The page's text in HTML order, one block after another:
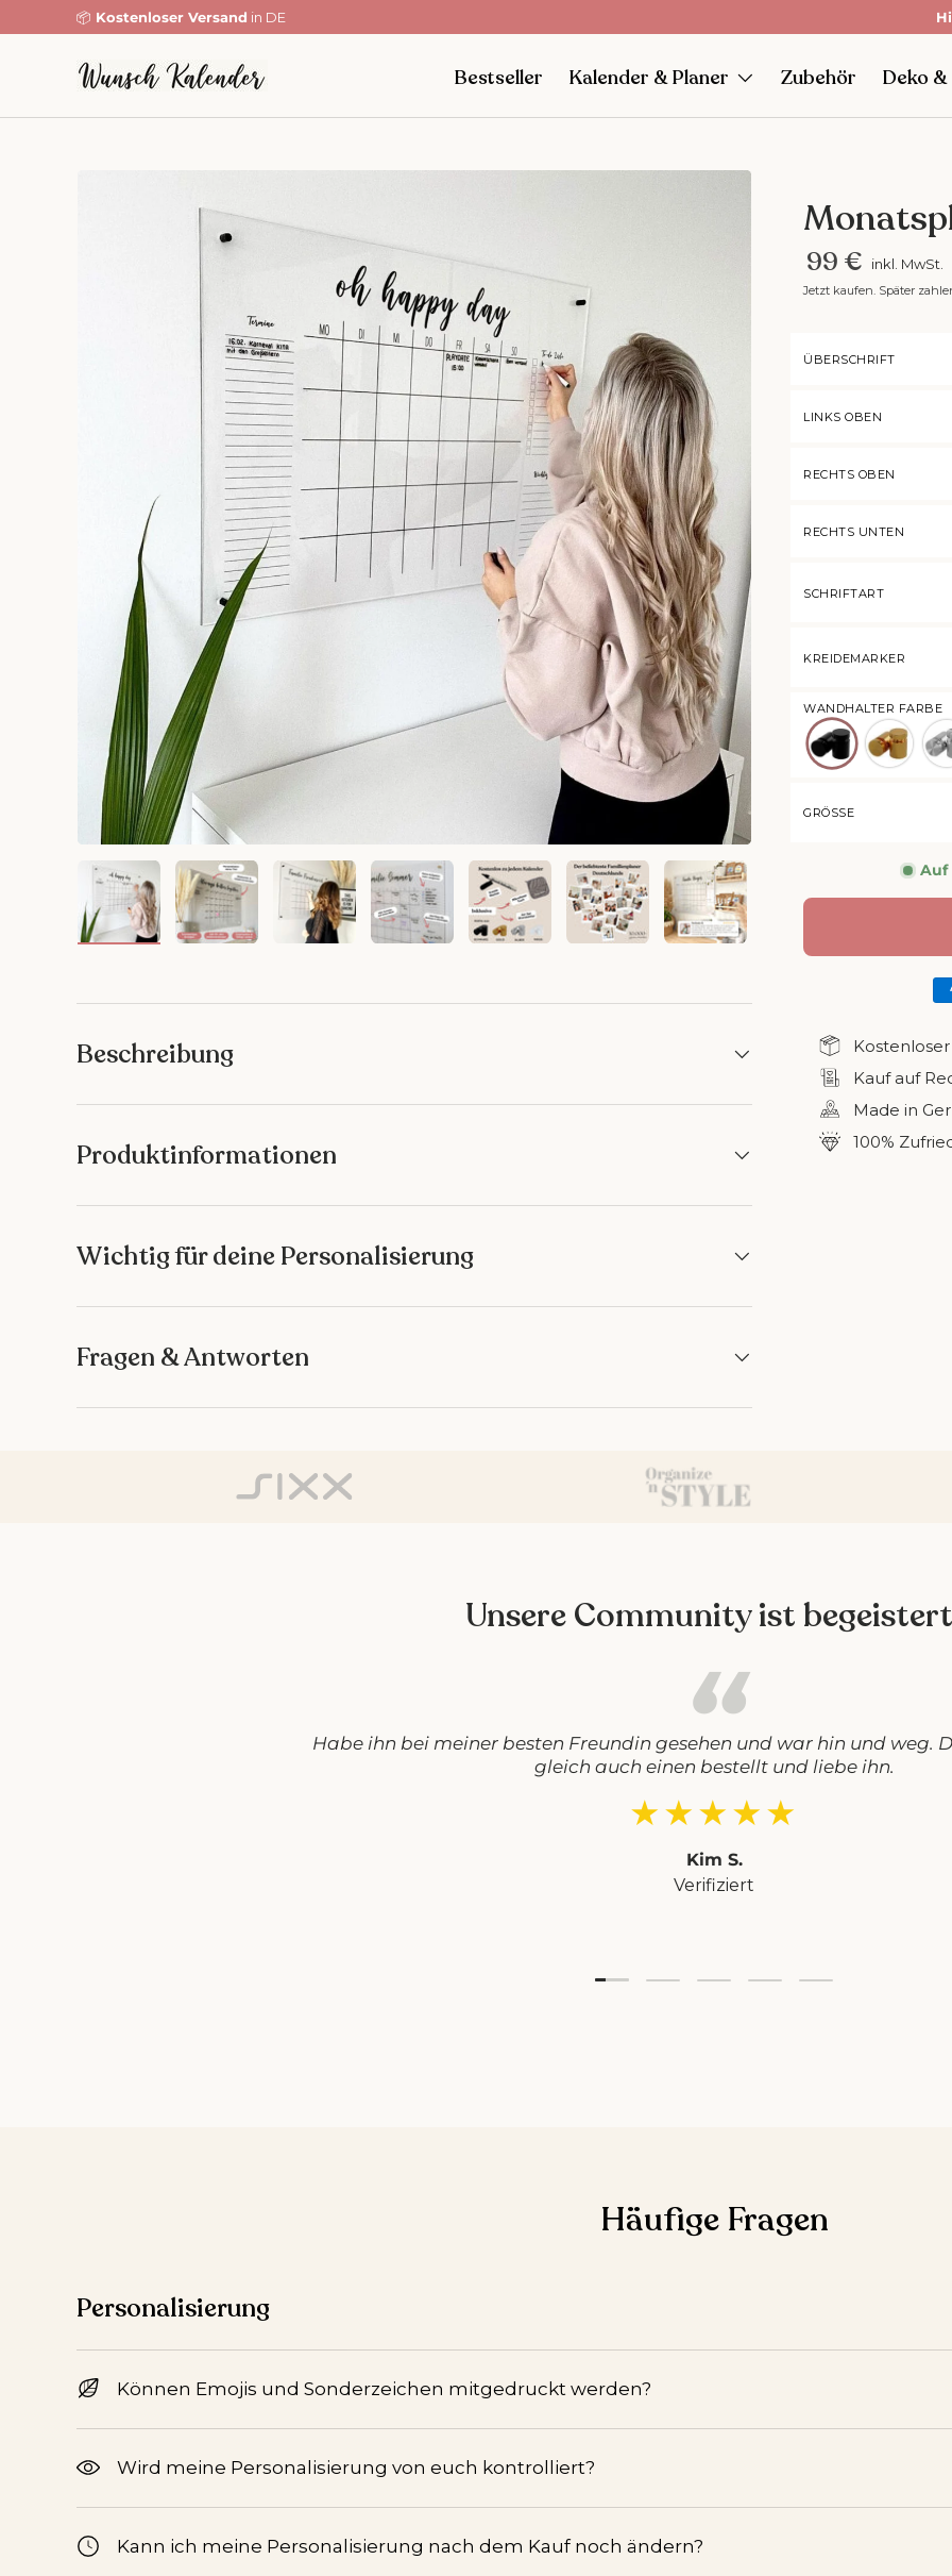
📦 Kostenloser Versand in DE
Bestseller Kalender & Planer Zubehör Deko &
Bild 6 in Galerieansicht laden
Bild 7 in Galerieansicht laden
Bild 8 in Bild 9
99 € inkl. MwSt.
Jetzt kaufen. Später
ÜBERSCHRIFT
LINKS OBEN
RECHTS OBEN
RECHTS UNTEN
SCHRIFTART
KREIDEMARKER
WANDHALTER FARBE
SchwarzGold
GRÖSSE
Auf
Kauf auf
Made in
100%
Beschreibung
Produktinformationen
Wichtig für deine Personalisierung
Fragen & Antworten
Unsere Community ist
Habe ihn bei meiner besten Freundin gesehen und war hin und weg.
gleich auch einen bestellt und liebe ihn.
★★★★★
Kim S.
Verifiziert
Häufige Fragen
Personalisierung
Können Emojis und Sonderzeichen mitgedruckt werden?
Wird meine Personalisierung von euch kontrolliert?
Kann ich meine Personalisierung nach dem Kauf noch ändern?